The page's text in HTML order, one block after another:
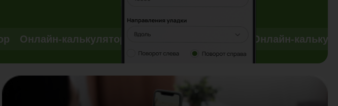
Онлайн-калькулятор Онлайн-калькулятор Онлайн-